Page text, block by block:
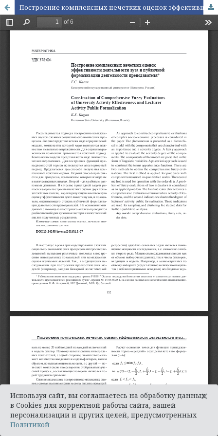
Построение комплексных нечетких оценок эффективности деятельности вуза и публичной формализации деятельности преподавателя
Используя сайт, вы соглашаетесь на обработку данных
в Cookies для корректной работы сайта, вашей
персонализации и других целей, предусмотренных
Политикой
×